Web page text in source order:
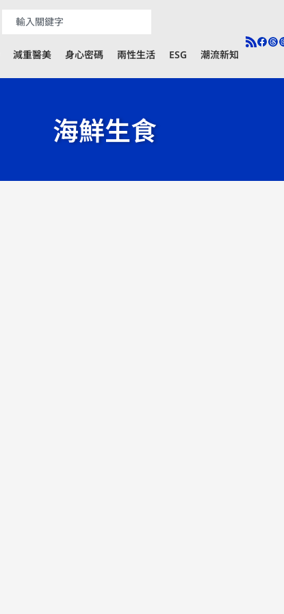
減重醫美 身心密碼 兩性生活 ESG 潮流新知
海鮮生食